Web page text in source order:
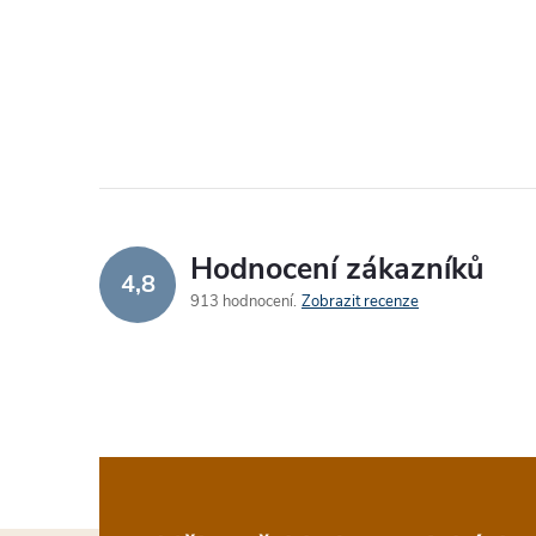
4,8 Hodnocení zákazníků
913 hodnocení Zobrazit recenze